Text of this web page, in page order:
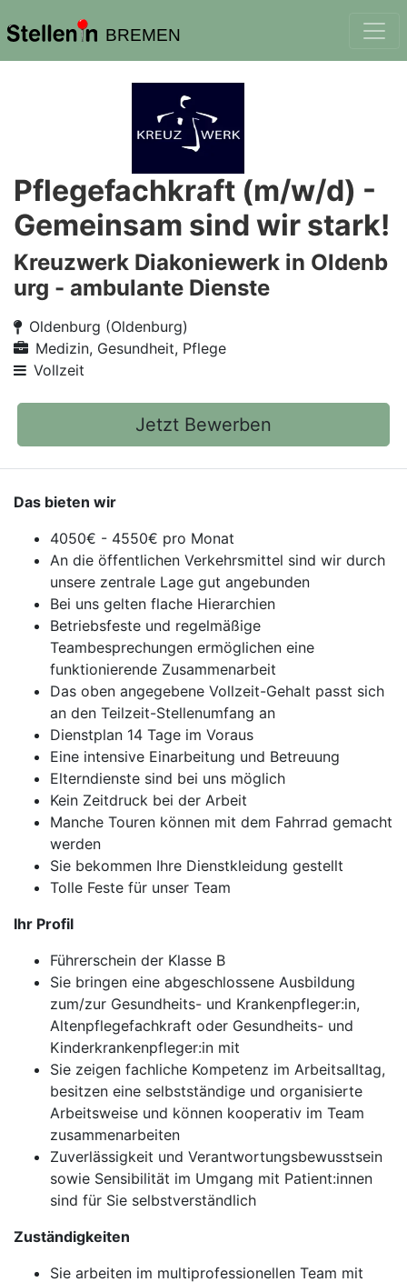
BREMEN
Pflegefachkraft (m/w/d) -
Gemeinsam sind wir stark!
Kreuzwerk Diakoniewerk in Oldenb
urg - ambulante Dienste
Oldenburg (Oldenburg)
Medizin, Gesundheit, Pflege
Vollzeit
Jetzt Bewerben
Das bieten wir
4050€ - 4550€ pro Monat
An die öffentlichen Verkehrsmittel sind wir durch
unsere zentrale Lage gut angebunden
Bei uns gelten flache Hierarchien
Betriebsfeste und regelmäßige
Teambesprechungen ermöglichen eine
funktionierende Zusammenarbeit
Das oben angegebene Vollzeit-Gehalt passt sich
an den Teilzeit-Stellenumfang an
Dienstplan 14 Tage im Voraus
Eine intensive Einarbeitung und Betreuung
Elterndienste sind bei uns möglich
Kein Zeitdruck bei der Arbeit
Manche Touren können mit dem Fahrrad gemacht
werden
Sie bekommen Ihre Dienstkleidung gestellt
Tolle Feste für unser Team
Ihr Profil
Führerschein der Klasse B
Sie bringen eine abgeschlossene Ausbildung
zum/zur Gesundheits- und Krankenpfleger:in,
Altenpflegefachkraft oder Gesundheits- und
Kinderkrankenpfleger:in mit
Sie zeigen fachliche Kompetenz im Arbeitsalltag,
besitzen eine selbstständige und organisierte
Arbeitsweise und können kooperativ im Team
zusammenarbeiten
Zuverlässigkeit und Verantwortungsbewusstsein
sowie Sensibilität im Umgang mit Patient:innen
sind für Sie selbstverständlich
Zuständigkeiten
Sie arbeiten im multiprofessionellen Team mit